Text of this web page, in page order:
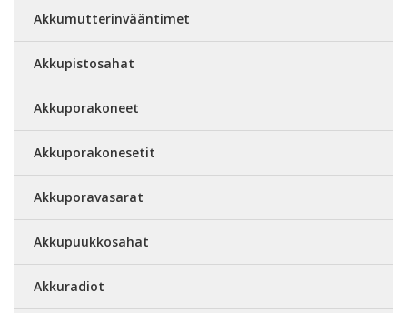
Akkumutterinvääntimet
Akkupistosahat
Akkuporakoneet
Akkuporakonesetit
Akkuporavasarat
Akkupuukkosahat
Akkuradiot